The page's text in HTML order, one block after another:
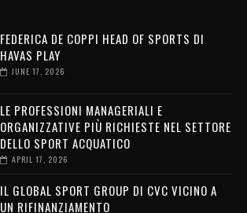
FEDERICA DE COPPI HEAD OF SPORTS DI
HAVAS PLAY
JUNE 17, 2026
LE PROFESSIONI MANAGERIALI E
ORGANIZZATIVE PIÙ RICHIESTE NEL SETTORE
DELLO SPORT ACQUATICO
APRIL 17, 2026
IL GLOBAL SPORT GROUP DI CVC VICINO A
UN RIFINANZIAMENTO